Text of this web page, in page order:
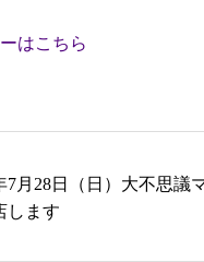
はこちら
7月28日（日）大不思議
します